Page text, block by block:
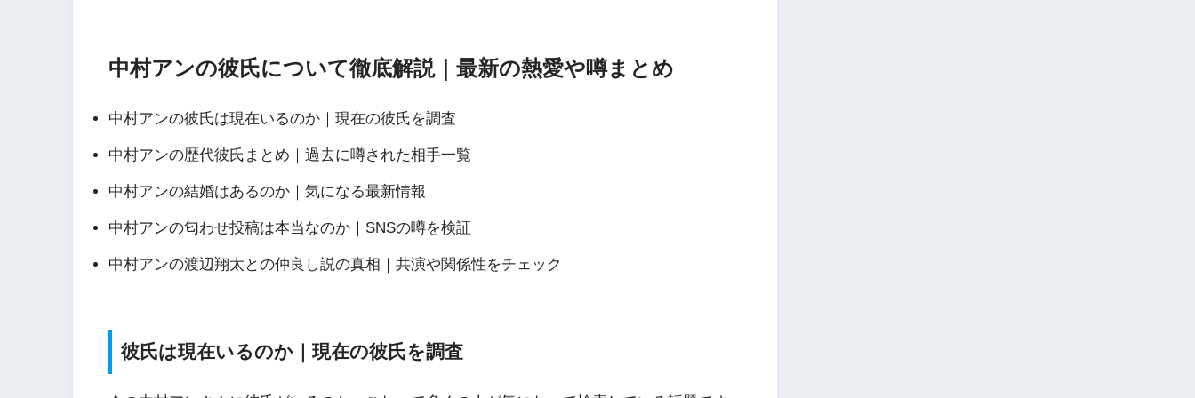
中村アンの彼氏について徹底解説｜最新の熱愛や噂まとめ
中村アンの彼氏は現在いるのか｜現在の彼氏を調査
中村アンの歴代彼氏まとめ｜過去に噂された相手一覧
中村アンの結婚はあるのか｜気になる最新情報
中村アンの匂わせ投稿は本当なのか｜SNSの噂を検証
中村アンの渡辺翔太との仲良し説の真相｜共演や関係性をチェック
彼氏は現在いるのか｜現在の彼氏を調査